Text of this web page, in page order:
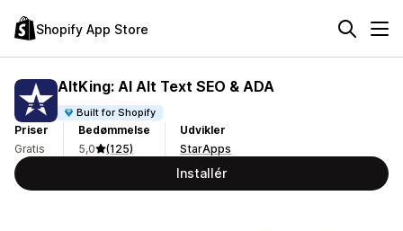
Shopify App Store
AltKing: AI Alt Text SEO & ADA
Built for Shopify
Priser
Gratis
Bedømmelse
5,0
(125)
Udvikler
StarApps
Installér